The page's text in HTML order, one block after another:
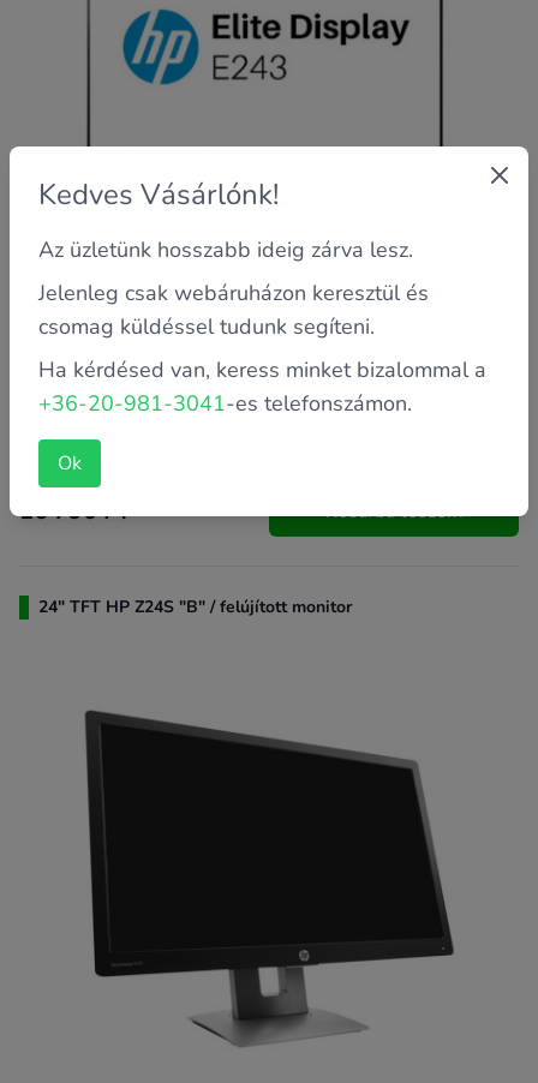
Garancia: 2 év saját
Kijelző méret: 24"
Szín: Fekete/Ezüst
16 790 FT Kosárba teszem
24" TFT HP Z24S "B" / felújított monitor
Kedves Vásárlónk!
Az üzletünk hosszabb ideig zárva lesz.
Jelenleg csak webáruházon keresztül és
csomag küldéssel tudunk segíteni.
Ha kérdésed van, keress minket bizalommal a
+36-20-981-3041-es telefonszámon.
Ok